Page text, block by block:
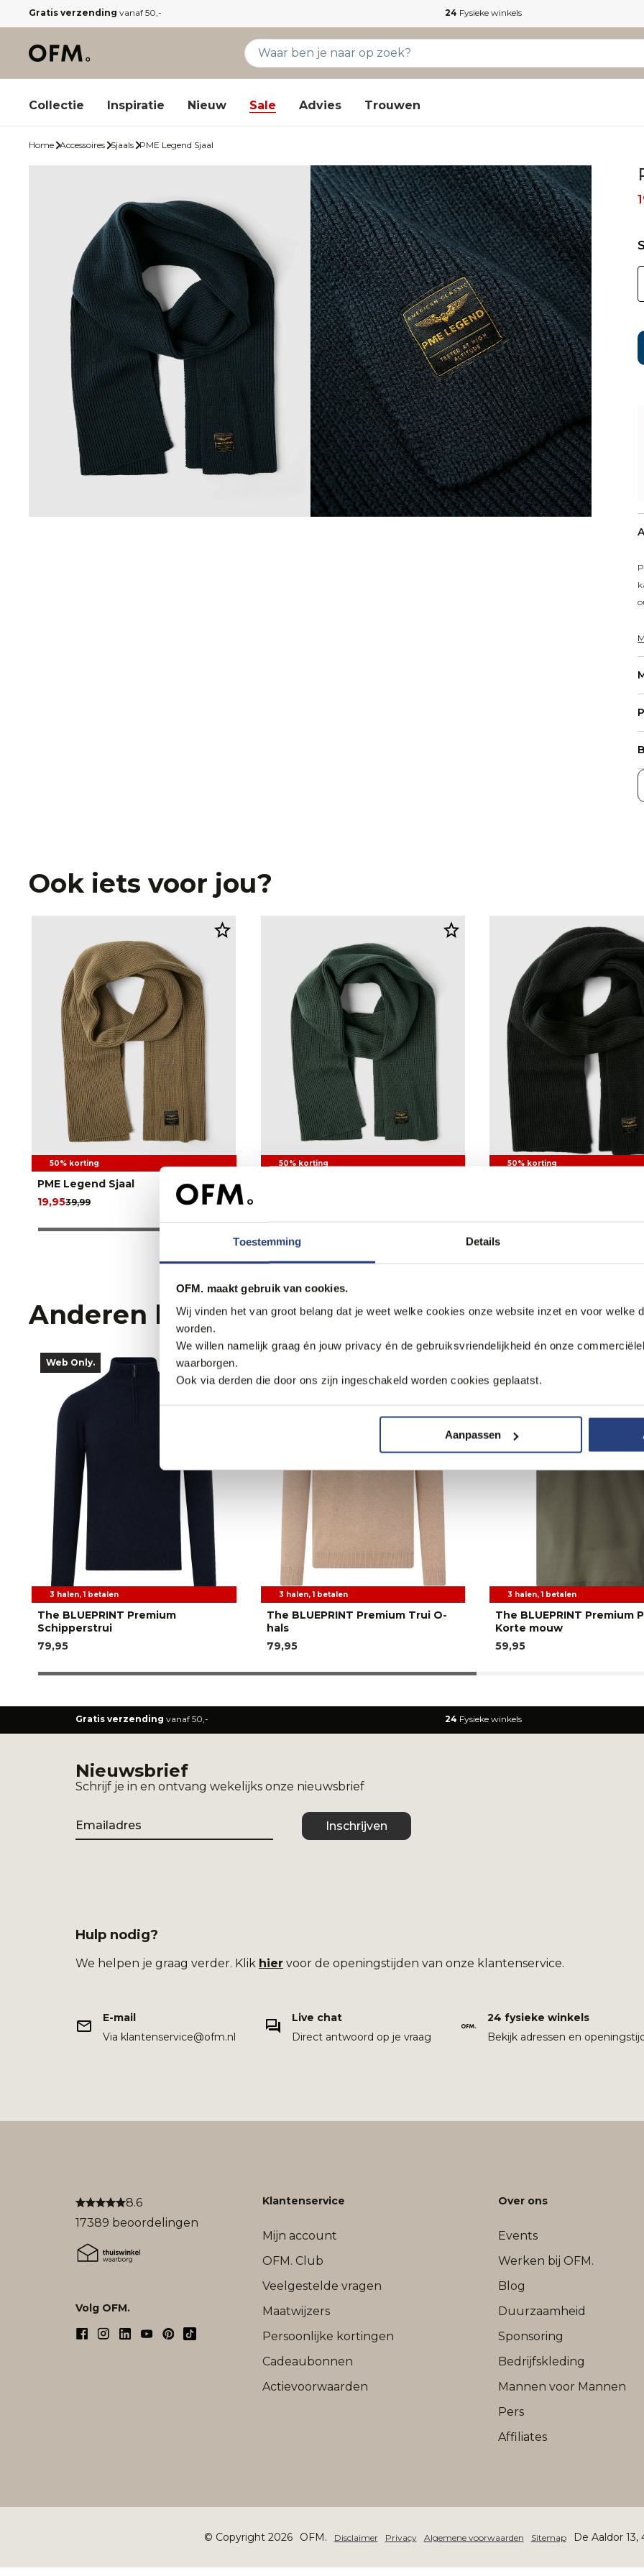
Toestemming Details
OFM. maakt gebruik van cookies.
Wij vinden het van groot belang dat je weet welke cookies onze website inzet en voor welke
worden.
We willen namelijk graag én jouw privacy én de gebruiksvriendelijkheid én onze
waarborgen.
Ook via derden die door ons zijn ingeschakeld worden cookies geplaatst.
Aanpassen
Gratis verzending vanaf 50,- 24 Fysieke winkels
Collectie Inspiratie Nieuw Sale Advies Trouwen
Home Accessoires Sjaals PME Legend Sjaal
Ook iets voor jou?
50% korting
PME Legend Sjaal
39,99
19,95
50% korting 50% korting
Anderen bekeken ook
Web Only.
3 halen, 1 betalen
The BLUEPRINT Premium
Schipperstrui
79,95
3 halen, 1 betalen
The BLUEPRINT Premium Trui O-
hals
79,95
3 halen, 1 betalen
The BLUEPRINT Premium
Korte mouw
59,95
Gratis verzending vanaf 50,- 24 Fysieke winkels
Nieuwsbrief
Schrijf je in en ontvang wekelijks onze nieuwsbrief
Email
Inschrijven
Hulp nodig?
We helpen je graag verder. Klik hier voor de openingstijden van onze klantenservice.
E-mail
Via klantenservice@ofm.nl
Live chat
Direct antwoord op je vraag
24 fysieke winkels
Bekijk adressen en
8.6
17389 beoordelingen
Volg OFM.
Klantenservice
Mijn account
OFM. Club
Veelgestelde vragen
Maatwijzers
Persoonlijke kortingen
Cadeaubonnen
Actievoorwaarden
Over ons
Events
Werken bij OFM.
Blog
Duurzaamheid
Sponsoring
Bedrijfskleding
Mannen voor Mannen
Pers
Affiliates
© Copyright 2026 OFM. Disclaimer Privacy Algemene voorwaarden Sitemap De Aaldor 13,